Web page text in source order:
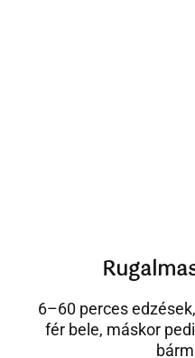
6–60 perces
fér bele, máskor